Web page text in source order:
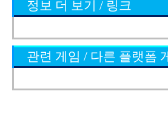
정보 더 보기 / 링크
관련 게임 / 다른 플랫폼